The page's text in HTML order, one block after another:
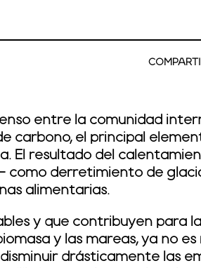
entre la comunidad
carbono, el principal
El resultado del
derretimiento de
alimentarias.
y que contribuyen para
y las mareas, ya no
drásticamente las